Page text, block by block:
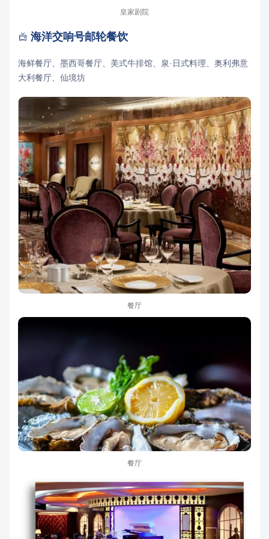
皇家剧院
 海洋交响号邮轮餐饮
海鲜餐厅、墨西哥餐厅、美式牛排馆、泉·日式料理、奥利弗意
大利餐厅、仙境坊
餐厅
餐厅